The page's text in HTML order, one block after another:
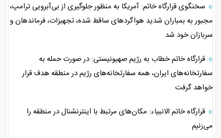
سخنگوی قرارگاه خاتم‌: آمریکا به منظور جلوگیری از بی‌آبرویی ترامپ،
مجبور به بمباران شدید هواگرد‌های ساقط شده، تجهیزات، فرماندهان و
سربازان خود شد
قرارگاه خاتم خطاب به رژیم صهیونیستی: در صورت حمله به
سفارتخانه‌های ایران، همه سفارتخانه‌های رژیم در منطقه هدف قرار
خواهد گرفت
قرارگاه خاتم الانبیاء: مکان‌های مرتبط با اینترنشنال در منطقه را
می‌زنیم